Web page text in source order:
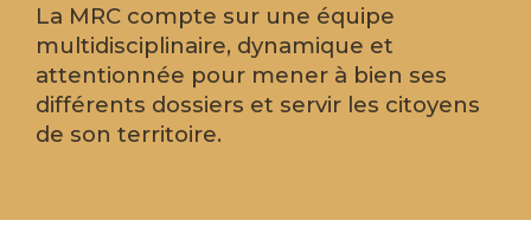
La MRC compte sur une équipe
multidisciplinaire, dynamique et
attentionnée pour mener à bien ses
différents dossiers et servir les citoyens
de son territoire.